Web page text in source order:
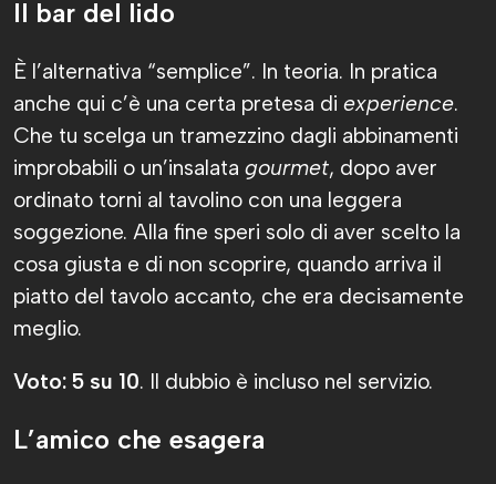
Il bar del lido
È l’alternativa “semplice”. In teoria. In pratica
anche qui c’è una certa pretesa di experience.
Che tu scelga un tramezzino dagli abbinamenti
improbabili o un’insalata gourmet, dopo aver
ordinato torni al tavolino con una leggera
soggezione. Alla fine speri solo di aver scelto la
cosa giusta e di non scoprire, quando arriva il
piatto del tavolo accanto, che era decisamente
meglio.
Voto: 5 su 10. Il dubbio è incluso nel servizio.
L’amico che esagera